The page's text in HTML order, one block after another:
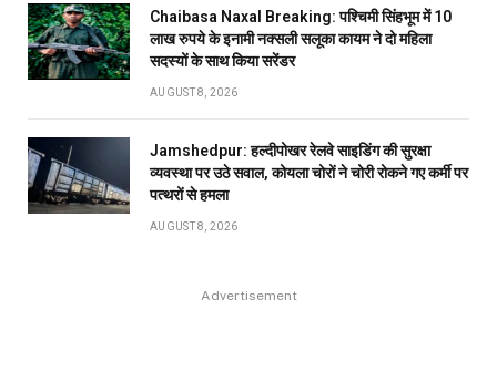
Chaibasa Naxal Breaking: पश्चिमी सिंहभूम में 10
लाख रुपये के इनामी नक्सली सलूका कायम ने दो महिला
सदस्यों के साथ किया सरेंडर
AUGUST 8, 2026
Jamshedpur: हल्दीपोखर रेलवे साइडिंग की सुरक्षा
व्यवस्था पर उठे सवाल, कोयला चोरों ने चोरी रोकने गए कर्मी पर
पत्थरों से हमला
AUGUST 8, 2026
Advertisement